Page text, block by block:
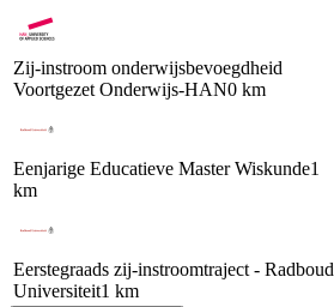
Zij-instroom onderwijsbevoegdheid
Voortgezet Onderwijs-HAN0 km
Eenjarige Educatieve Master Wiskunde1
km
Eerstegraads zij-instroomtraject - Radboud
Universiteit1 km